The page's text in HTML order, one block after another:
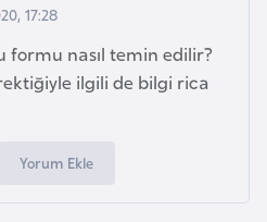
17:28
formu nasıl temin edilir?
ilgili de bilgi rica
Yorum Ekle